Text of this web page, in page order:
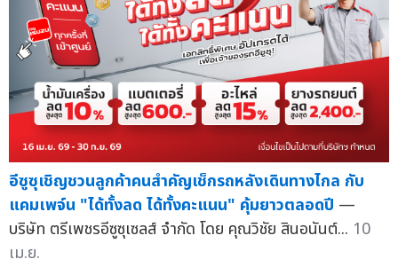
อีซูซุเชิญชวนลูกค้าคนสำคัญเช็กรถหลังเดินทางไกล กับ
แคมเพจ์น "ได้ทั้งลด ได้ทั้งคะแนน" คุ้มยาวตลอดปี —
บริษัท ตรีเพชรอีซูซุเซลส์ จำกัด โดย คุณวิชัย สินอนันต์... 10
เม.ย.